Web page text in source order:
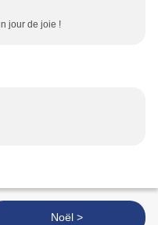
jour de joie !
Noël >